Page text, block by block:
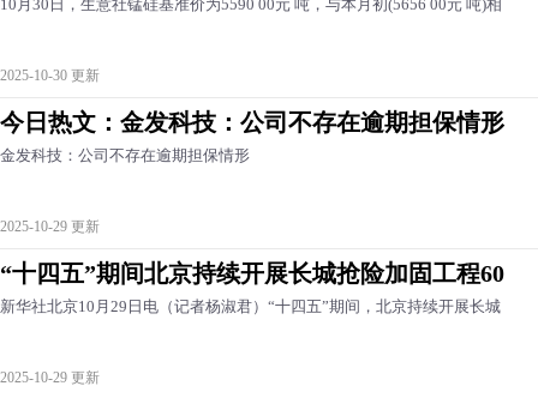
10月30日，生意社锰硅基准价为5590 00元 吨，与本月初(5656 00元 吨)相
2025-10-30 更新
今日热文：金发科技：公司不存在逾期担保情形
金发科技：公司不存在逾期担保情形
2025-10-29 更新
“十四五”期间北京持续开展长城抢险加固工程60
新华社北京10月29日电（记者杨淑君）“十四五”期间，北京持续开展长城
2025-10-29 更新